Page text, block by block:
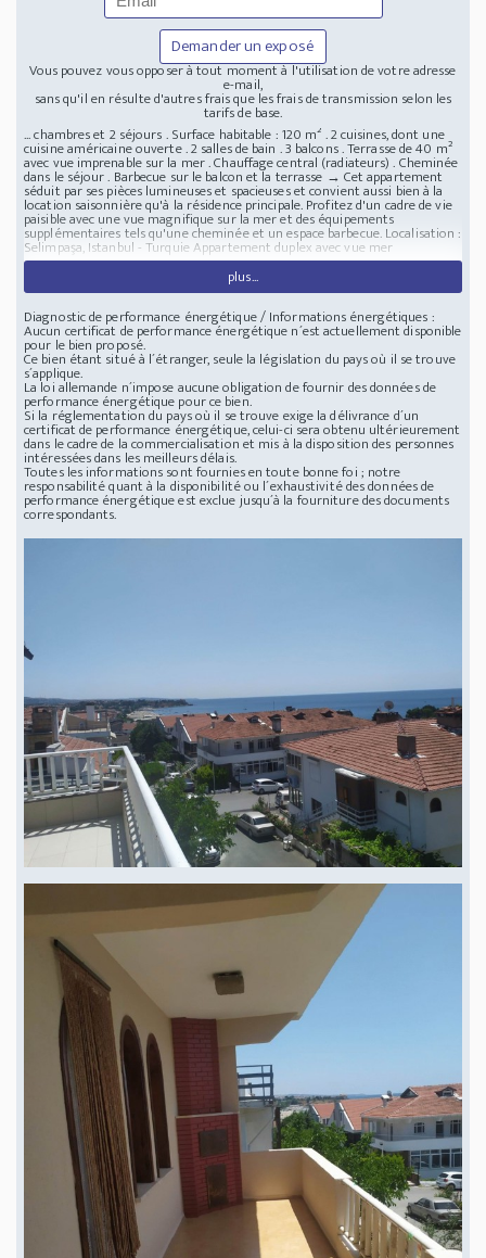
Demander un exposé
Vous pouvez vous opposer à tout moment à l'utilisation de votre adresse
e-mail,
sans qu'il en résulte d'autres frais que les frais de transmission selon les
tarifs de base.
... chambres et 2 séjours . Surface habitable : 120 m² . 2 cuisines, dont une
cuisine américaine ouverte . 2 salles de bain . 3 balcons . Terrasse de 40 m²
avec vue imprenable sur la mer . Chauffage central (radiateurs) . Cheminée
dans le séjour . Barbecue sur le balcon et la terrasse → Cet appartement
séduit par ses pièces lumineuses et spacieuses et convient aussi bien à la
location saisonnière qu'à la résidence principale. Profitez d'un cadre de vie
paisible avec une vue magnifique sur la mer et des équipements
supplémentaires tels qu'une cheminée et un espace barbecue.Localisation :
Selimpaşa, Istanbul - TurquieAppartement duplex avec vue mer
plus...
Diagnostic de performance énergétique / Informations énergétiques :
Aucun certificat de performance énergétique n´est actuellement disponible
pour le bien proposé.
Ce bien étant situé à l´étranger, seule la législation du pays où il se trouve
s´applique.
La loi allemande n´impose aucune obligation de fournir des données de
performance énergétique pour ce bien.
Si la réglementation du pays où il se trouve exige la délivrance d´un
certificat de performance énergétique, celui-ci sera obtenu ultérieurement
dans le cadre de la commercialisation et mis à la disposition des personnes
intéressées dans les meilleurs délais.
Toutes les informations sont fournies en toute bonne foi ; notre
responsabilité quant à la disponibilité ou l´exhaustivité des données de
performance énergétique est exclue jusqu´à la fourniture des documents
correspondants.